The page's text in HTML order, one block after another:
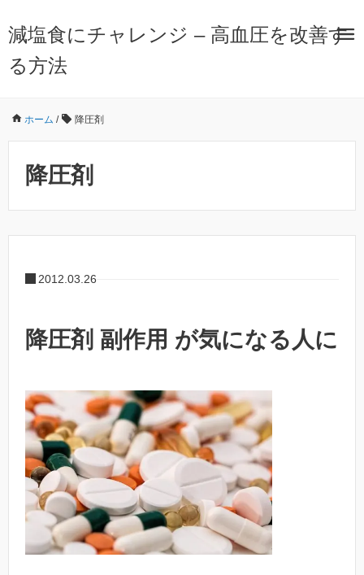
減塩食にチャレンジ – 高血圧を改善す
る方法
ホーム / 降圧剤
降圧剤
2012.03.26
降圧剤 副作用 が気になる人に